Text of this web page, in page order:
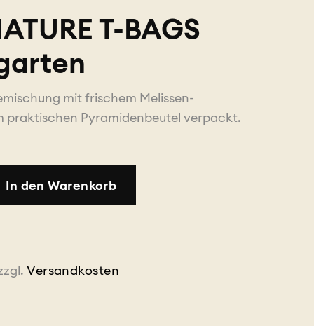
T-BAGS
mit frischem Melissen-
praktischen Pyramidenbeutel verpackt.
In den Warenkorb
Versandkosten